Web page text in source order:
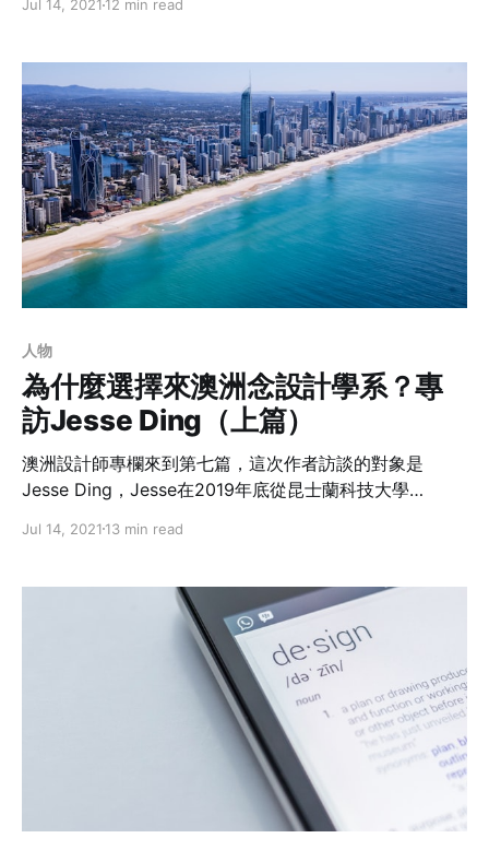
師，正在努力朝技術移民的道路前進；訪談中Jesse分享
Jul 14, 2021 12 min read
人物
為什麼選擇來澳洲念設計學系？專
訪Jesse Ding（上篇）
澳洲設計師專欄來到第七篇，這次作者訪談的對象是
Jesse Ding，Jesse在2019年底從昆士蘭科技大學
interaction design )使用者體驗科系畢業，目前在雪梨擔
Jesse分享了他怎麼在澳洲取得碩士學歷，以及求學過程
面臨的問題，還有台灣與澳洲教學的差別。
Jul 14, 2021 13 min read